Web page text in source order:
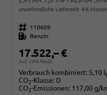
unverbindliche Lieferzeit: 4-6
Fahrzeugnr. 110609
Kraftstoff
Benzin
17.522,– €
incl. 19% MwSt.
Verbrauch kombiniert: 5,10
CO2-Klasse: D
CO2-Emissionen: 117,00 g/